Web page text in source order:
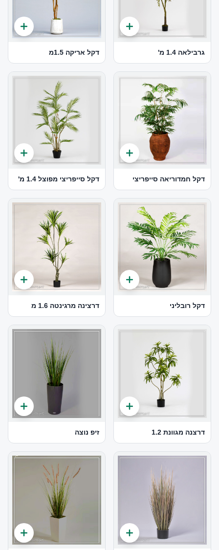
גרבילאה 1.4 מ' דקל אריקה 1.5מ
דקל חמדוריאה סייפריצי דקל סייפריצי מפוצל 1.4 מ'
דקל רובליני דרצינה מרגינטה 1.6 מ
דרצנה מגוונת 1.2 זיפ נוצה